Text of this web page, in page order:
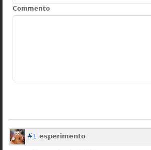
Commento
#1 esperimento